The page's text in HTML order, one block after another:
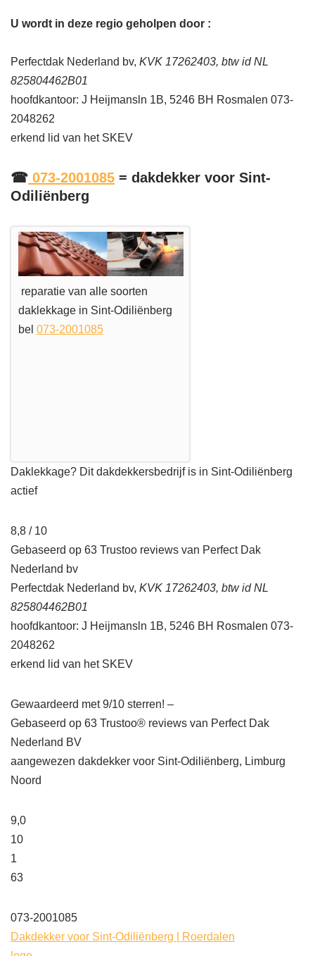
U wordt in deze regio geholpen door :
Perfectdak Nederland bv, KVK 17262403, btw id NL
825804462B01
hoofdkantoor: J Heijmansln 1B, 5246 BH Rosmalen 073-
2048262
erkend lid van het SKEV
☎ 073-2001085 = dakdekker voor Sint-
Odiliënberg
reparatie van alle soorten
daklekkage in Sint-Odiliënberg
bel 073-2001085
Daklekkage? Dit dakdekkersbedrijf is in Sint-Odiliënberg
actief
8,8 / 10
Gebaseerd op 63 Trustoo reviews van Perfect Dak
Nederland bv
Perfectdak Nederland bv, KVK 17262403, btw id NL
825804462B01
hoofdkantoor: J Heijmansln 1B, 5246 BH Rosmalen 073-
2048262
erkend lid van het SKEV
Gewaardeerd met 9/10 sterren! –
Gebaseerd op 63 Trustoo® reviews van Perfect Dak
Nederland BV
aangewezen dakdekker voor Sint-Odiliënberg, Limburg
Noord
9,0
10
1
63
073-2001085
Dakdekker voor Sint-Odiliënberg | Roerdalen